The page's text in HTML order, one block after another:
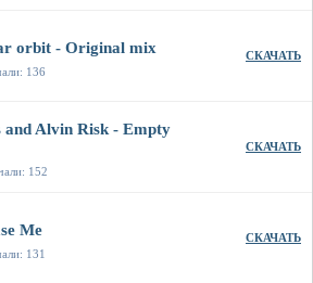
orbit - Original mix
136
СКАЧАТЬ
and Alvin Risk - Empty
152
СКАЧАТЬ
Me
131
СКАЧАТЬ